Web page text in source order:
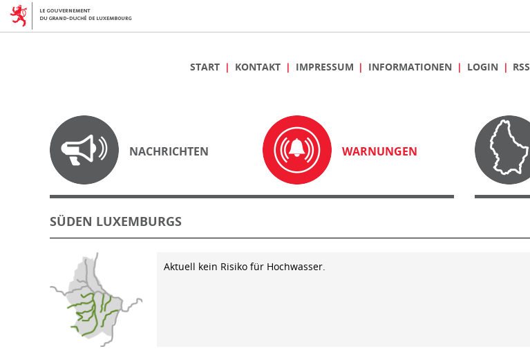
START KONTAKT IMPRESSUM INFORMATIONEN LOGIN RSS
NACHRICHTEN WARNUNGEN
SÜDEN LUXEMBURGS
Aktuell kein Risiko für Hochwasser.